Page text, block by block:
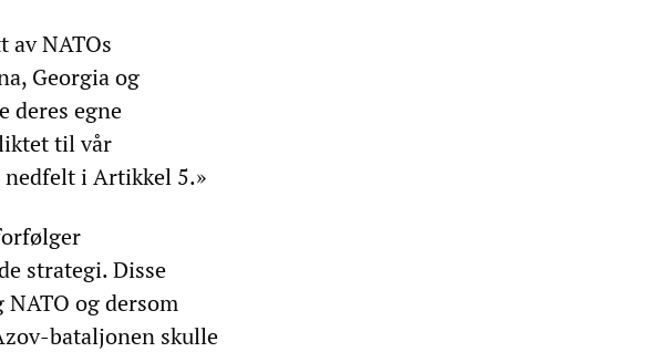
av NATOs
Georgia og
deres egne
til vår
i Artikkel 5.»
strategi. Disse
og dersom
bataljonen skulle